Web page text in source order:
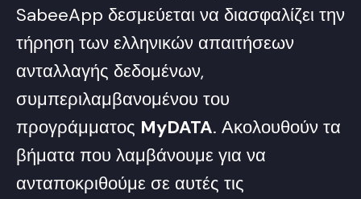
SabeeApp δεσμεύεται να διασφαλίζει την
τήρηση των ελληνικών απαιτήσεων
ανταλλαγής δεδομένων,
συμπεριλαμβανομένου του
προγράμματος MyDATA. Ακολουθούν τα
βήματα που λαμβάνουμε για να
ανταποκριθούμε σε αυτές τις